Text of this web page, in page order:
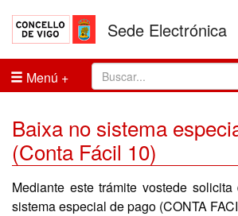
Sede Electrónica
Menú
Baixa no sistema
(Conta Fácil 10)
Mediante este trámite vostede
sistema especial de pago (CONTA